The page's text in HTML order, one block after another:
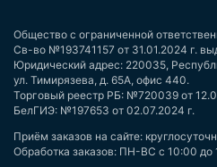
Общество с ограниченной
Св-во №193741157 от 31.01.2024 г.
Юридический адрес: 220035,
ул. Тимирязева, д. 65А, офис 440.
Торговый реестр РБ: №720039 от
БелГИЭ: №197653 от 02.07.2024 г.
Приём заказов на сайте:
Обработка заказов: ПН-ВС с 10:00 до